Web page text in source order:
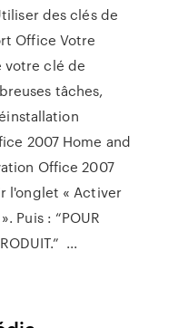
des clés de
Office Votre
votre clé de
tâches,
2007 Home and
Office 2007
l'onglet « Activer
Puis : “POUR
...